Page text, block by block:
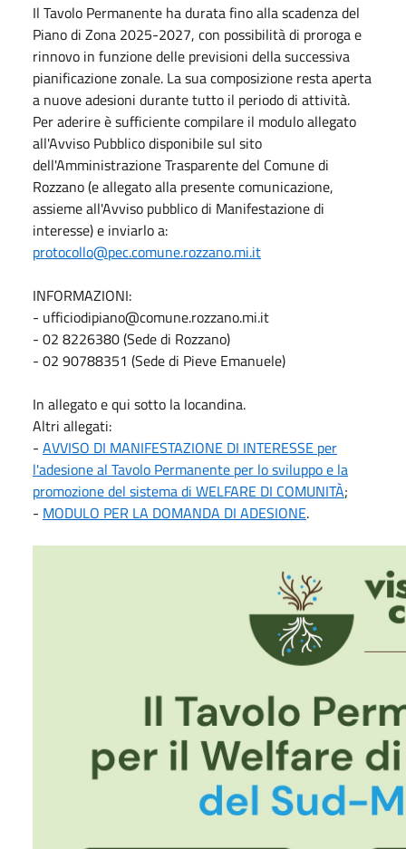
Il Tavolo Permanente ha durata fino alla scadenza del
Piano di Zona 2025-2027, con possibilità di proroga e
rinnovo in funzione delle previsioni della successiva
pianificazione zonale. La sua composizione resta aperta
a nuove adesioni durante tutto il periodo di attività.
Per aderire è sufficiente compilare il modulo allegato
all'Avviso Pubblico disponibile sul sito
dell'Amministrazione Trasparente del Comune di
Rozzano (e allegato alla presente comunicazione,
assieme all'Avviso pubblico di Manifestazione di
interesse) e inviarlo a:
protocollo@pec.comune.rozzano.mi.it
INFORMAZIONI:
- ufficiodipiano@comune.rozzano.mi.it
- 02 8226380 (Sede di Rozzano)
- 02 90788351 (Sede di Pieve Emanuele)
In allegato e qui sotto la locandina.
Altri allegati:
- AVVISO DI MANIFESTAZIONE DI INTERESSE per
l'adesione al Tavolo Permanente per lo sviluppo e la
promozione del sistema di WELFARE DI COMUNITÀ;
- MODULO PER LA DOMANDA DI ADESIONE.